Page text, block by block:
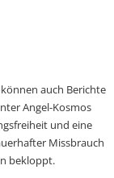
auch Berichte
Angel-Kosmos
und eine
Missbrauch
bekloppt.